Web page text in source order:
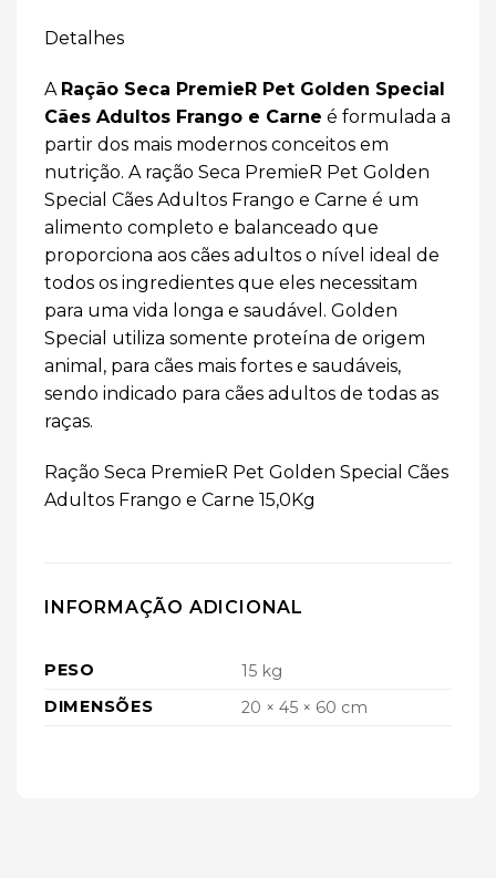
Detalhes
A Ração Seca PremieR Pet Golden Special
Cães Adultos Frango e Carne é formulada a
partir dos mais modernos conceitos em
nutrição. A ração Seca PremieR Pet Golden
Special Cães Adultos Frango e Carne é um
alimento completo e balanceado que
proporciona aos cães adultos o nível ideal de
todos os ingredientes que eles necessitam
para uma vida longa e saudável. Golden
Special utiliza somente proteína de origem
animal, para cães mais fortes e saudáveis,
sendo indicado para cães adultos de todas as
raças.
Ração Seca PremieR Pet Golden Special Cães
Adultos Frango e Carne 15,0Kg
INFORMAÇÃO ADICIONAL
PESO
15 kg
DIMENSÕES
20 × 45 × 60 cm